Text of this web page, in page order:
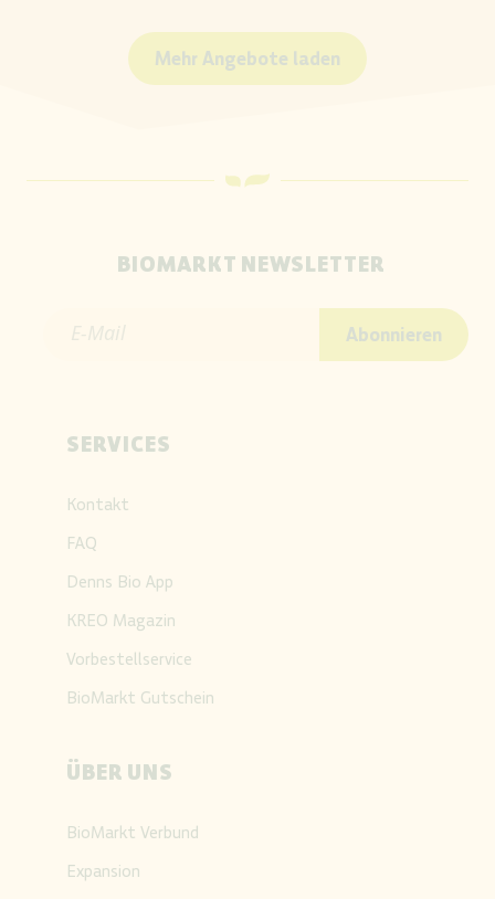
Mehr Angebote laden
BIOMARKT NEWSLETTER
Abonnieren
SERVICES
Kontakt
FAQ
Denns Bio App
KREO Magazin
Vorbestellservice
BioMarkt Gutschein
ÜBER UNS
BioMarkt Verbund
Expansion